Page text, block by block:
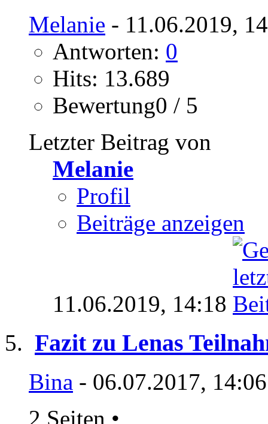
Melanie - 11.06.2019,
Antworten: 0
Hits: 13.689
Bewertung0 / 5
Letzter Beitrag von
Melanie
Profil
Beiträge anzeigen
11.06.2019, 14:18
Fazit zu Lenas
Bina - 06.07.2017,
2 Seiten •